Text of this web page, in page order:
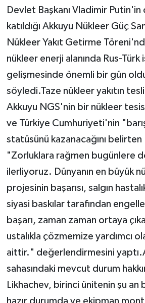
Devlet Başkanı Vladimir Putin'in
katıldığı Akkuyu Nükleer Güç
Nükleer Yakıt Getirme
nükleer enerji alanında Rus-Türk
gelişmesinde önemli bir gün
söyledi.Taze nükleer yakıtın
Akkuyu NGS'nin bir nükleer
ve Türkiye Cumhuriyeti'nin
statüsünü kazanacağını belirten
"Zorluklara rağmen bugünlere
ilerliyoruz. Dünyanın en büyük
projesinin başarısı, salgın
siyasi baskılar tarafından
başarı, zaman zaman ortaya
ustalıkla çözmemize yardımcı
aittir." değerlendirmesini
sahasındaki mevcut durum
Likhachev, birinci ünitenin şu an